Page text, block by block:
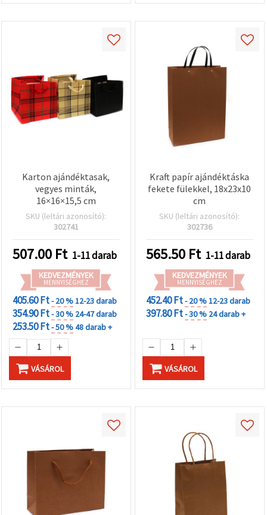
Karton ajándéktasak,
vegyes minták,
16×16×15,5 cm
SKU (leltári azonosító):
302741
507.00 Ft 1-11 darab
KEDVEZMÉNYEK
MENNYISÉGHEZ
405.60 Ft- 20 %12-23 darab
354.90 Ft- 30 % 24-47 darab
253.50 Ft- 50 %48 darab +
VÁSÁROL
Kraft papír ajándéktáska
fekete fülekkel, 18x23x10
cm
SKU (leltári azonosító):
302736
565.50 Ft 1-11 darab
KEDVEZMÉNYEK
MENNYISÉGHEZ
452.40 Ft- 20 %12-23 darab
397.80 Ft- 30 % 24 darab +
VÁSÁROL